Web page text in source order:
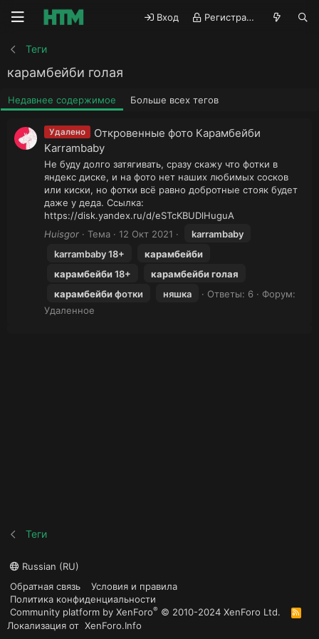
Вход Регистрация
Теги
карамбейби голая
Недавнее содержимое Больше всех тегов
Удалено
Откровенные фото Карамбейби
Karrambaby
Не буду долго затягивать, сразу скажу что фотки в
яндекс диске, и на фото нет наших любимых сосков
или киски, но фотки всё равно добротные стояк будет
даже у деда. Ссылка:
https://disk.yandex.ru/d/eSTcKBUDlHuguA
Huisgor
Тема 12 Окт 2021
karrambaby
karrambaby 18+
карамбейби
карамбейби18+ карамбейбиголая
карамбейбифотки няшка Ответы: 6
Форум:
Удаленное
Теги
Russian (RU)
Обратная связь
Условия и правила
Политика конфиденциальности
Community platform by XenForo® © 2010-2024 XenForo Ltd.
R
S
Локализация от XenForo.Info